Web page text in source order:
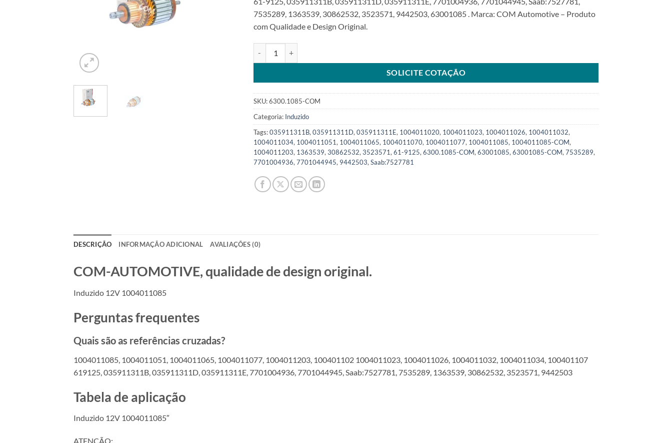
7535289, 1363539, 30862532, 3523571, 9442503, 63001085 . Marca: COM Automotive – Produto
com Qualidade e Design Original.
SOLICITE COTAÇÃO
SKU:6300.1085-COM
Categoria: Induzido
Tags:035911311B, 035911311D, 035911311E, 1004011020, 1004011023, 1004011026, 1004011032,
1004011034, 1004011051, 1004011065, 1004011070, 1004011077, 1004011085, 1004011085-COM,
1004011203, 1363539, 30862532, 3523571, 61-9125, 6300.1085-COM, 63001085, 63001085-COM, 7535289,
7701004936, 7701044945, 9442503, Saab:7527781
DESCRIÇÃO INFORMAÇÃO ADICIONAL AVALIAÇÕES (0)
COM-AUTOMOTIVE, qualidade de design original.
Induzido 12V 1004011085
Perguntas frequentes
Quais são as referências cruzadas?
1004011085, 1004011051, 1004011065, 1004011077, 1004011203, 100401102 1004011023, 1004011026, 1004011032, 1004011034, 100401107
619125, 035911311B, 035911311D, 035911311E, 7701004936, 7701044945, Saab:7527781, 7535289, 1363539, 30862532, 3523571, 9442503
Tabela de aplicação
Induzido 12V 1004011085″
ATENÇÃO: